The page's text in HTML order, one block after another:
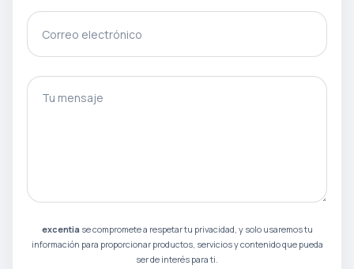
Correo electrónico
excentia se compromete a respetar tu privacidad, y solo usaremos tu
información para proporcionar productos, servicios y contenido que pueda
ser de interés para ti.